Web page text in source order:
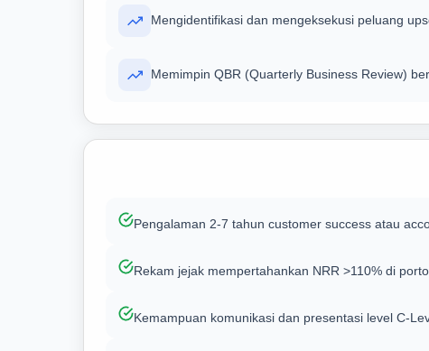
Mengidentifikasi dan mengeksekusi peluang
Memimpin QBR (Quarterly Business Review)
Pengalaman 2-7 tahun customer success atau
Rekam jejak mempertahankan NRR >110% di
Kemampuan komunikasi dan presentasi level C-